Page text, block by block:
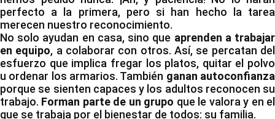
perfecto a la primera, pero si han hecho la tarea
merecen nuestro reconocimiento.
No solo ayudan en casa, sino que aprenden a trabajar
en equipo, a colaborar con otros. Así, se percatan del
esfuerzo que implica fregar los platos, quitar el polvo
u ordenar los armarios. También ganan autoconfianza
porque se sienten capaces y los adultos reconocen su
trabajo. Forman parte de un grupo que le valora y en el
que se trabaja por el bienestar de todos: su familia.